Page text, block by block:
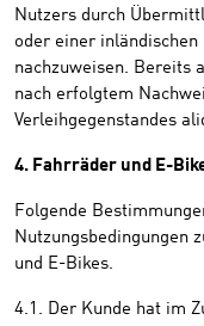
Nutzers durch
oder einer
nachzuweisen. Bereits
nach erfolgtem
Verleihgegenstandes
4. Fahrräder und E-
Folgende
Nutzungsbedingungen
und E-Bikes.
4.1. Der Kunde hat im